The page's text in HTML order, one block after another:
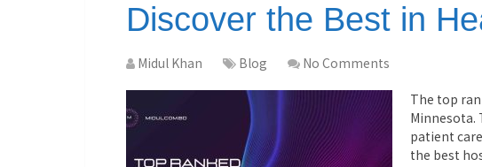
Discover the Best in
Midul Khan Blog No Comments
The top
Minnesota.
patient
the best